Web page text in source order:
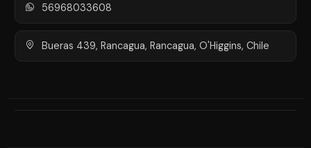
56968033608
Bueras 439, Rancagua, Rancagua, O'Higgins, Chile